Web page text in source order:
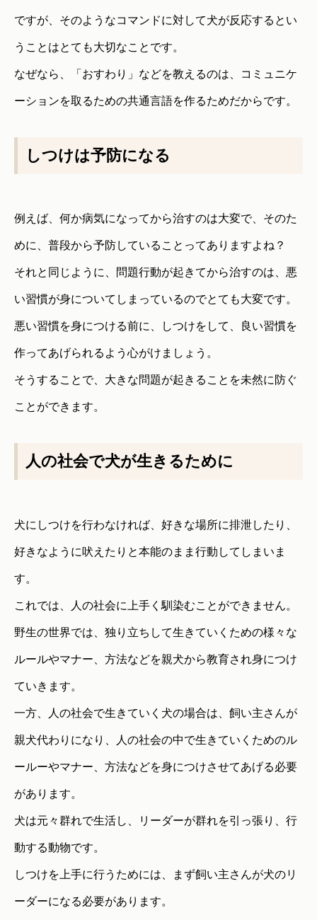
ですが、そのようなコマンドに対して犬が反応するとい
うことはとても大切なことです。
なぜなら、「おすわり」などを教えるのは、コミュニケ
ーションを取るための共通言語を作るためだからです。
しつけは予防になる
例えば、何か病気になってから治すのは大変で、そのた
めに、普段から予防していることってありますよね？
それと同じように、問題行動が起きてから治すのは、悪
い習慣が身についてしまっているのでとても大変です。
悪い習慣を身につける前に、しつけをして、良い習慣を
作ってあげられるよう心がけましょう。
そうすることで、大きな問題が起きることを未然に防ぐ
ことができます。
人の社会で犬が生きるために
犬にしつけを行わなければ、好きな場所に排泄したり、
好きなように吠えたりと本能のまま行動してしまいま
す。
これでは、人の社会に上手く馴染むことができません。
野生の世界では、独り立ちして生きていくための様々な
ルールやマナー、方法などを親犬から教育され身につけ
ていきます。
一方、人の社会で生きていく犬の場合は、飼い主さんが
親犬代わりになり、人の社会の中で生きていくためのル
ールーやマナー、方法などを身につけさせてあげる必要
があります。
犬は元々群れで生活し、リーダーが群れを引っ張り、行
動する動物です。
しつけを上手に行うためには、まず飼い主さんが犬のリ
ーダーになる必要があります。